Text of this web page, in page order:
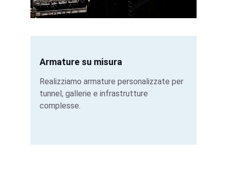
Armature su misura
Realizziamo armature personalizzate per
tunnel, gallerie e infrastrutture
complesse.